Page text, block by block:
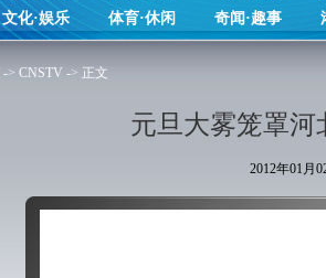
文化·娱乐
体育·休闲 奇闻·趣事
-> CNSTV -> 正文
元旦大雾笼罩河
2012年01月